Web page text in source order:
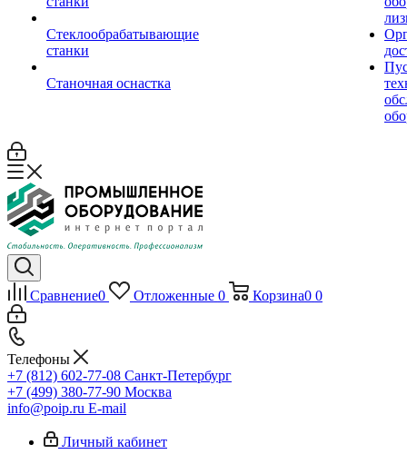
Стеклообрабатывающие
станки
Станочная оснастка
Сравнение0 Отложенные 0 Корзина0 0
Телефоны
+7 (812) 602-77-08 Санкт-Петербург
+7 (499) 380-77-90 Москва
info@poip.ru E-mail
Личный кабинет